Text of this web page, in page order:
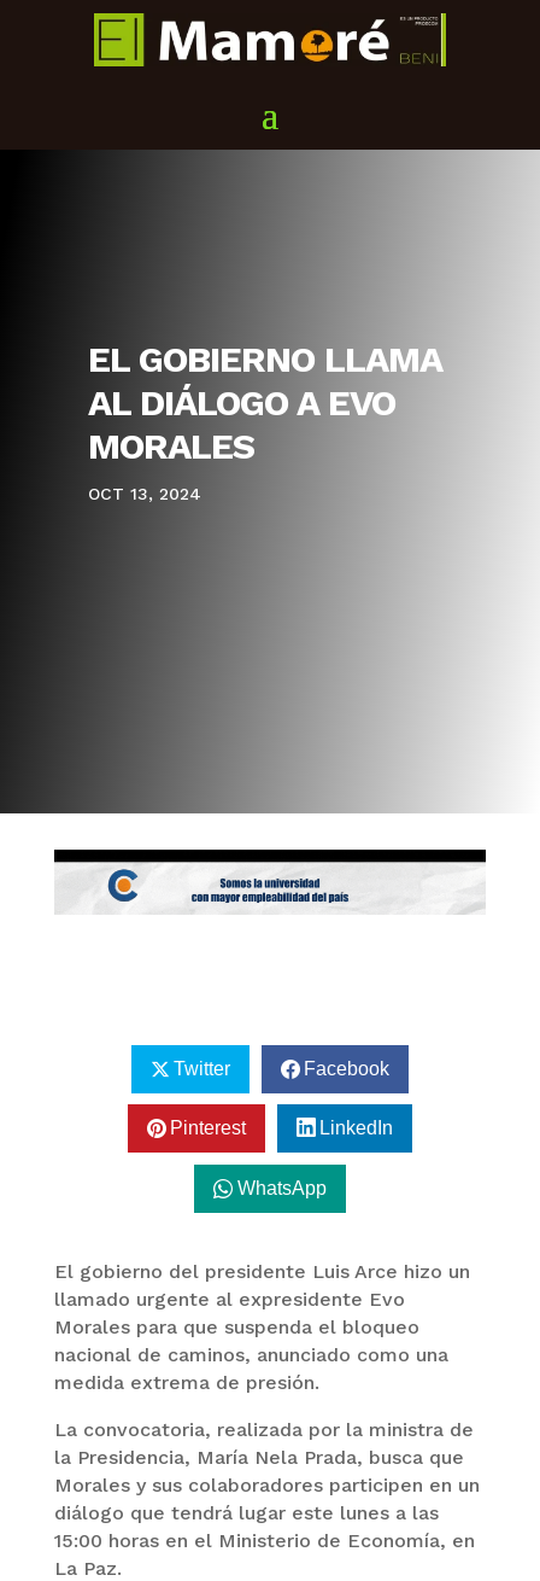
EL GOBIERNO LLAMA
AL DIÁLOGO A EVO
MORALES
OCT 13, 2024
Twitter Facebook
Pinterest LinkedIn
WhatsApp
El gobierno del presidente Luis Arce hizo un
llamado urgente al expresidente Evo
Morales para que suspenda el bloqueo
nacional de caminos, anunciado como una
medida extrema de presión.
La convocatoria, realizada por la ministra de
la Presidencia, María Nela Prada, busca que
Morales y sus colaboradores participen en un
diálogo que tendrá lugar este lunes a las
15:00 horas en el Ministerio de Economía, en
La Paz.